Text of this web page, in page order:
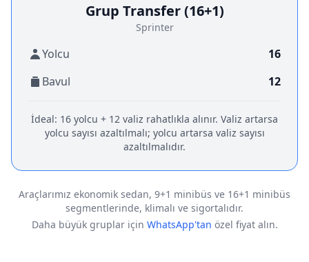
Grup Transfer (16+1)
Sprinter
Yolcu
16
Bavul
12
İdeal: 16 yolcu + 12 valiz rahatlıkla alınır. Valiz artarsa
yolcu sayısı azaltılmalı; yolcu artarsa valiz sayısı
azaltılmalıdır.
Araçlarımız ekonomik sedan, 9+1 minibüs ve 16+1 minibüs
segmentlerinde, klimalı ve sigortalıdır.
Daha büyük gruplar için WhatsApp'tan özel fiyat alın.